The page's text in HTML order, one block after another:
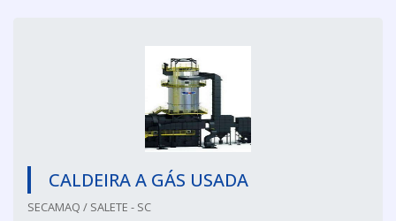
CALDEIRA A GÁS USADA
SECAMAQ / SALETE - SC